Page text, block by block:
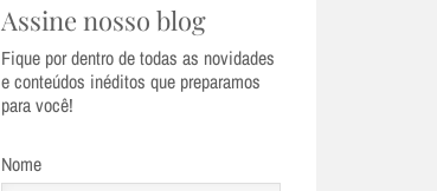
Assine nosso blog
Fique por dentro de todas as novidades
e conteúdos inéditos que preparamos
para você!
Nome